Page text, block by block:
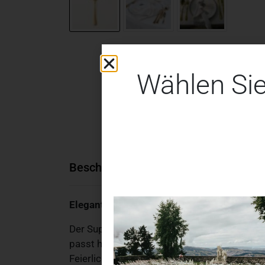
Beschreibung
Eleganter Suppenlöffel „Gold Glanz“ –
Der Suppenlöffel „Gold Glanz“ verleiht
passt hervorragend zu hochwertigem
Feierlichkeiten – dieser Löffel macht den
Wählen